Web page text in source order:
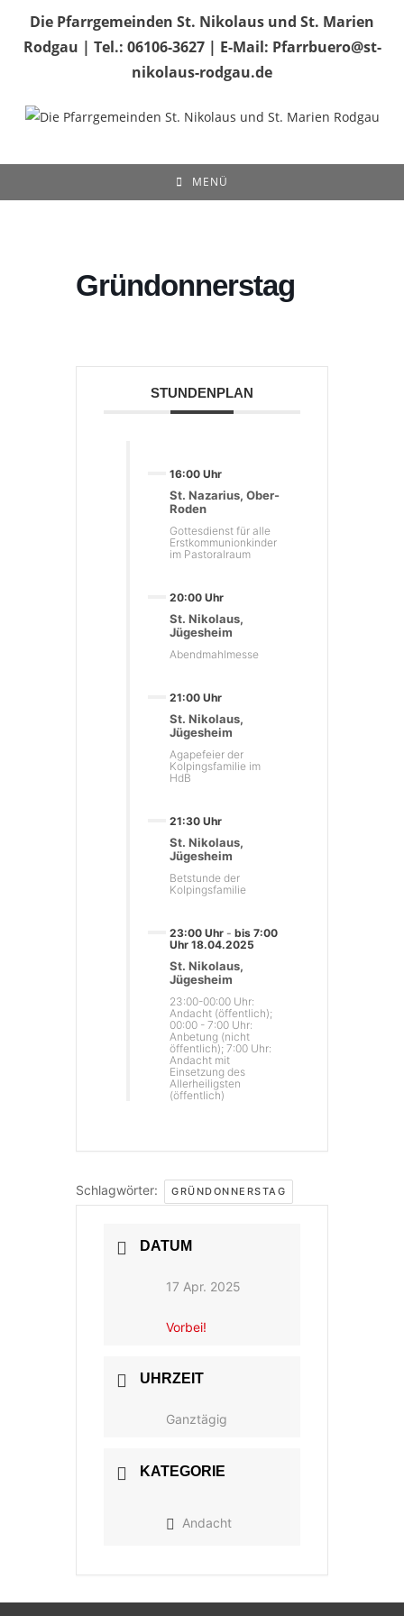
Inhalt
springen
Die Pfarrgemeinden St. Nikolaus und St. Marien
Rodgau | Tel.: 06106-3627 | E-Mail: Pfarrbuero@st-
nikolaus-rodgau.de
MENÜ
Gründonnerstag
STUNDENPLAN
16:00 Uhr
St. Nazarius, Ober-
Roden
Gottesdienst für alle
Erstkommunionkinder
im Pastoralraum
20:00 Uhr
St. Nikolaus,
Jügesheim
Abendmahlmesse
21:00 Uhr
St. Nikolaus,
Jügesheim
Agapefeier der
Kolpingsfamilie im
HdB
21:30 Uhr
St. Nikolaus,
Jügesheim
Betstunde der
Kolpingsfamilie
23:00 Uhr - bis 7:00
Uhr 18.04.2025
St. Nikolaus,
Jügesheim
23:00-00:00 Uhr:
Andacht (öffentlich);
00:00 - 7:00 Uhr:
Anbetung (nicht
öffentlich); 7:00 Uhr:
Andacht mit
Einsetzung des
Allerheiligsten
(öffentlich)
Schlagwörter: GRÜNDONNERSTAG
DATUM
17 Apr. 2025
Vorbei!
UHRZEIT
Ganztägig
KATEGORIE
Andacht